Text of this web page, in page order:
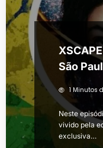
São
1 Minutos
Neste
vivido pela
exclusiva…